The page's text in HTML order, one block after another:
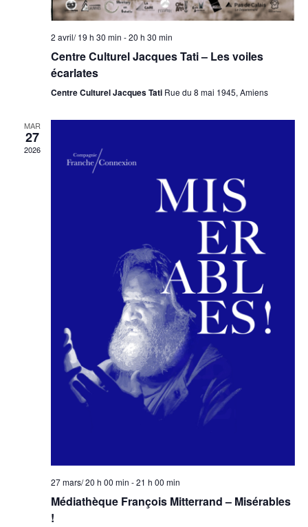
2 avril/ 19 h 30 min -20 h 30 min
Centre Culturel Jacques Tati – Les voiles
écarlates
Centre Culturel Jacques Tati Rue du 8 mai 1945, Amiens
MAR
27
2026
27 mars/ 20 h 00 min -21 h 00 min
Médiathèque François Mitterrand – Misérables
!